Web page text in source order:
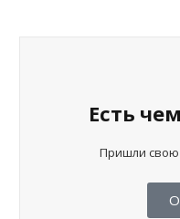
Есть
Пришли свою